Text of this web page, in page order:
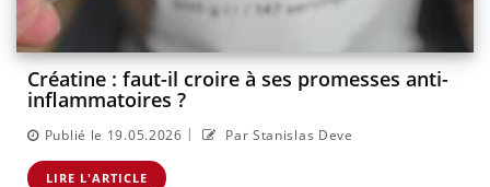
Créatine : faut-il croire à ses promesses anti-
inflammatoires ?
Publié le 19.05.2026 | Par Stanislas Deve
LIRE L'ARTICLE